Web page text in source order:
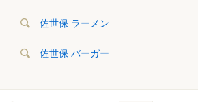
佐世保 ラーメン
佐世保 バーガー